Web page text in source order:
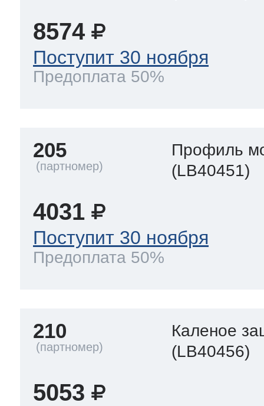
8574
Поступит 30 ноября
Предоплата 50%
205
Профиль
(LB40451)
4031
Поступит 30 ноября
Предоплата 50%
210
Каленое
(LB40456)
5053